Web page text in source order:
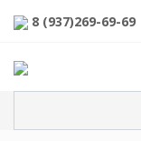
8 (937)269-69-69